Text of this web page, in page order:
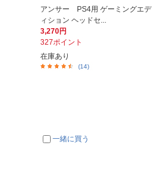
アンサー PS4用 ゲーミングエデ
ィション ヘッドセ...
3,270円
327ポイント
在庫あり
(14)
一緒に買う